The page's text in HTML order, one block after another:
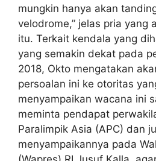
mungkin hanya akan
velodrome,” jelas pria yang
itu. Terkait kendala yang
yang semakin dekat pada
2018, Okto mengatakan
persoalan ini ke otoritas
menyampaikan wacana ini
meminta pendapat
Paralimpik Asia (APC) dan
menyampaikannya pada